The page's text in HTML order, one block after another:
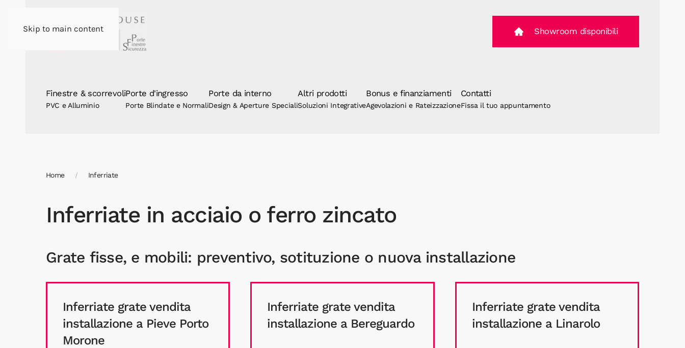
Skip to main content Showroom disponibili
Finestre & scorrevoli
PVC e Alluminio
Porte d'ingresso
Porte Blindate e Normali
Porte da interno
Design & Aperture Speciali
Altri prodotti
Soluzioni Integrative
Bonus e finanziamenti
Agevolazioni e Rateizzazione
Contatti
Fissa il tuo appuntamento
Home Inferriate
Inferriate in acciaio o ferro zincato
Grate fisse, e mobili: preventivo, sotituzione o nuova installazione
Inferriate grate vendita
installazione a Pieve Porto
Morone
Inferriate grate vendita
installazione a Bereguardo
Inferriate grate vendita
installazione a Linarolo